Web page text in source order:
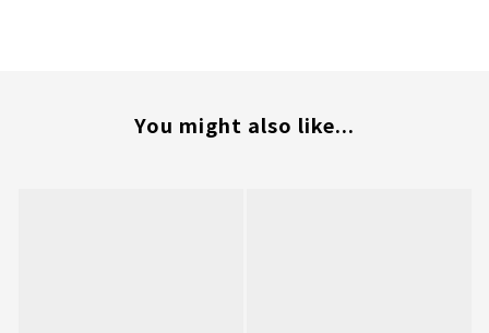
You might also like...